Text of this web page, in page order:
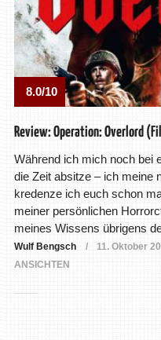
8.0/10
Review: Operation: Overlord
Während ich mich noch bei
die Zeit absitze – ich meine
kredenze ich euch schon
meiner persönlichen
meines Wissens übrigens
Wulf Bengsch 11. Oktober
ANSICHTEN